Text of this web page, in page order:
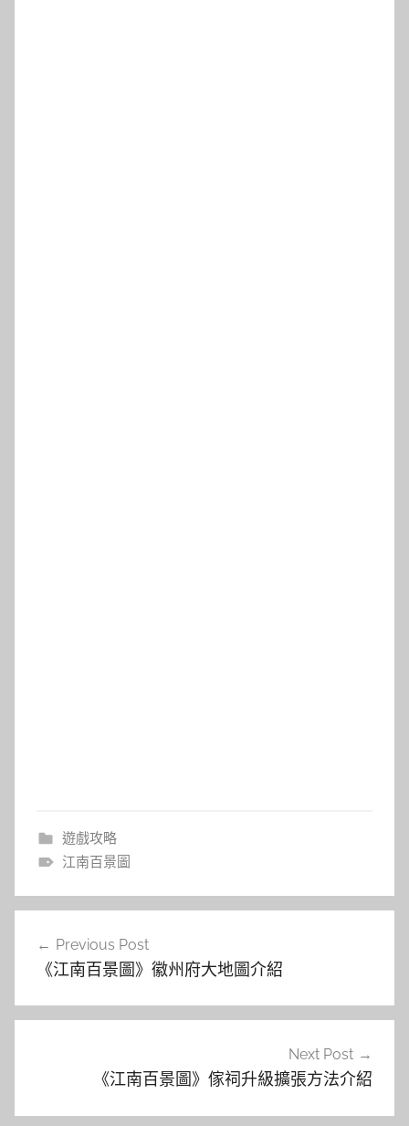
遊戲攻略
江南百景圖
覽
Previous Post
《江南百景圖》徽州府大地圖介紹
Next Post
《江南百景圖》傢祠升級擴張方法介紹